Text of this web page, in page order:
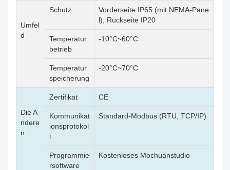
Umfel
d
Schutz
Vorderseite IP65 (mit NEMA-Pane
l), Rückseite IP20
Temperatur
betrieb
-10°C~60°C
Temperatur
speicherung
-20°C~70°C
Die A
ndere
n
Zertifikat CE
Kommunikat
ionsprotokol
l
Standard-Modbus (RTU, TCP/IP)
Programmie
rsoftware
Kostenloses Mochuanstudio